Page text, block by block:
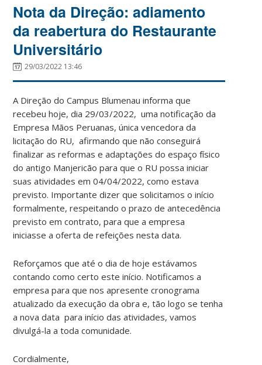
Nota da Direção: adiamento
da reabertura do Restaurante
Universitário
29/03/2022 13:46
A Direção do Campus Blumenau informa que
recebeu hoje, dia 29/03/2022, uma notificação da
Empresa Mãos Peruanas, única vencedora da
licitação do RU, afirmando que não conseguirá
finalizar as reformas e adaptações do espaço físico
do antigo Manjericão para que o RU possa iniciar
suas atividades em 04/04/2022, como estava
previsto. Importante dizer que solicitamos o início
formalmente, respeitando o prazo de antecedência
previsto em contrato, para que a empresa
iniciasse a oferta de refeições nesta data.
Reforçamos que até o dia de hoje estávamos
contando como certo este início. Notificamos a
empresa para que nos apresente cronograma
atualizado da execução da obra e, tão logo se tenha
a nova data para início das atividades, vamos
divulgá-la a toda comunidade.
Cordialmente,